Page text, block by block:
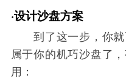
·设计沙盘方案
到了这一步，你就
属于你的机巧沙盘了
用：